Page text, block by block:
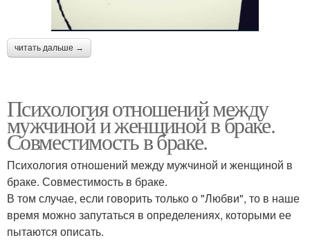
читать дальше →
Психология отношений между
мужчиной и женщиной в браке.
Совместимость в браке.
Психология отношений между мужчиной и женщиной в
браке. Совместимость в браке.
В том случае, если говорить только о "Любви", то в наше
время можно запутаться в определениях, которыми ее
пытаются описать.